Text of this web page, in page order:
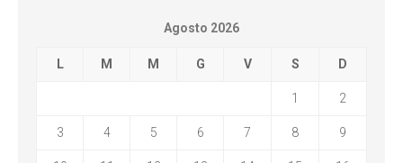
Agosto 2026
L M M G V S D
1 2
3 4 5 6 7 8 9